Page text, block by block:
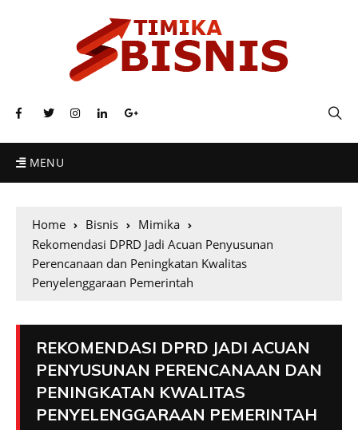
MENU
Home Bisnis
Mimika
Rekomendasi DPRD Jadi Acuan Penyusunan
Perencanaan dan Peningkatan Kwalitas
Penyelenggaraan Pemerintah
REKOMENDASI DPRD JADI ACUAN
PENYUSUNAN PERENCANAAN DAN
PENINGKATAN KWALITAS
PENYELENGGARAAN PEMERINTAH